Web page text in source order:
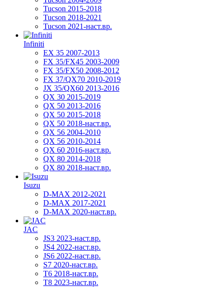
Tucson 2015-2018
Tucson 2018-2021
Tucson 2021-наст.вр.
Infiniti
EX 35 2007-2013
FX 35/FX45 2003-2009
FX 35/FX50 2008-2012
FX 37/QX70 2010-2019
JX 35/QX60 2013-2016
QX 30 2015-2019
QX 50 2013-2016
QX 50 2015-2018
QX 50 2018-наст.вр.
QX 56 2004-2010
QX 56 2010-2014
QX 60 2016-наст.вр.
QX 80 2014-2018
QX 80 2018-наст.вр.
Isuzu
D-MAX 2012-2021
D-MAX 2017-2021
D-MAX 2020-наст.вр.
JAC
JS3 2023-наст.вр.
JS4 2022-наст.вр.
JS6 2022-наст.вр.
S7 2020-наст.вр.
T6 2018-наст.вр.
T8 2023-наст.вр.